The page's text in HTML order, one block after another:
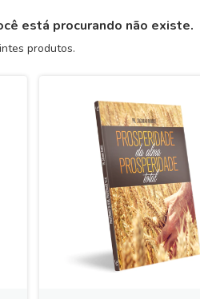
está procurando não existe.
produtos.